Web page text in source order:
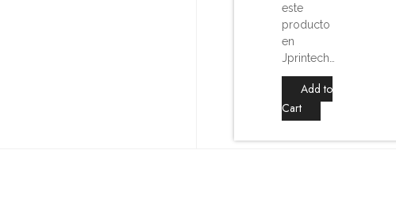
este
producto
en
Jprintech…
Add to
Cart